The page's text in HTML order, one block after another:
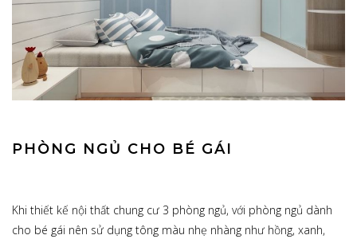
PHÒNG NGỦ CHO BÉ GÁI
Khi thiết kế nội thất chung cư 3 phòng ngủ, với phòng ngủ dành
cho bé gái nên sử dụng tông màu nhẹ nhàng như hồng, xanh,